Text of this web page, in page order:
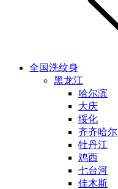
全国洗纹身
黑龙江
哈尔滨
大庆
绥化
齐齐哈尔
牡丹江
鸡西
七台河
佳木斯